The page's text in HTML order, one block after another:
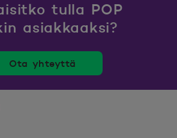
tulla POP
asiakkaaksi?
Ota yhteyttä